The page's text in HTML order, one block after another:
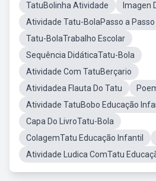
TatuBolinha Atividade
Imagen
Atividade Tatu-BolaPasso a Passo
Tatu-BolaTrabalho Escolar
Sequência DidáticaTatu-Bola
Atividade Com TatuBerçario
Atividadea Flauta Do Tatu
Atividade TatuBobo Educação
Capa Do LivroTatu-Bola
ColagemTatu Educação Infantil
Atividade Ludica ComTatu